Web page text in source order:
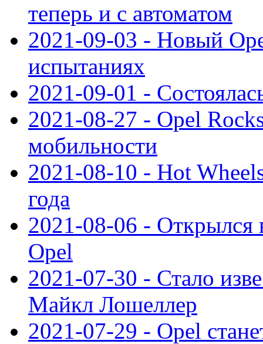
теперь и с автоматом
2021-09-03 - Новый
испытаниях
2021-09-01 -
2021-08-27 - Opel
мобильности
2021-08-10 - Hot
года
2021-08-06 - Открылся
Opel
2021-07-30 - Стало
Майкл Лошеллер
2021-07-29 - Opel